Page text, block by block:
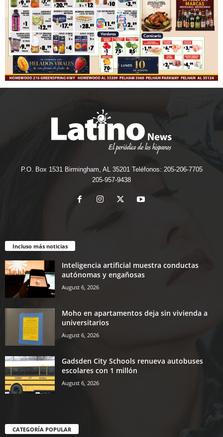
P.O. Box 1531 Birmingham, AL 35201 Teléfonos: 205-206-7705
205-957-9438
Incluso más noticias
Inteligencia artificial muestra conductas
autónomas y engañosas
August 6, 2026
Moho en apartamentos deja sin vivienda a
universitarios
August 6, 2026
Gadsden City Schools renueva autobuses
escolares con 1 millón
August 6, 2026
CATEGORÍA POPULAR